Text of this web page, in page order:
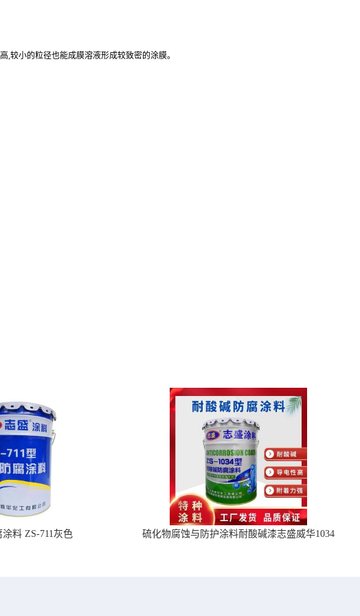
较小的粒径也能成膜溶液形成较致密的涂膜。
料 ZS-711灰色 硫化物腐蚀与防护涂料耐酸碱漆志盛威华1034